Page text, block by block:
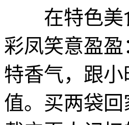
在特色美食
彩凤笑意盈
特香气，跟
值。买两袋